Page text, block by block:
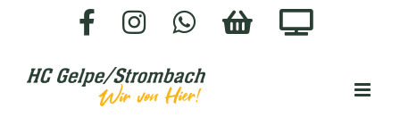
FacebookInstagram
WhatsApp
HC-